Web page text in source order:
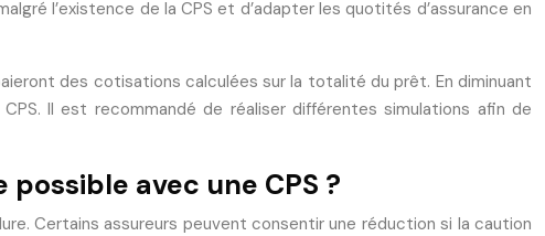
l’existence de la CPS et d’adapter les quotités d’assurance en
des cotisations calculées sur la totalité du prêt. En diminuant
Il est recommandé de réaliser différentes simulations afin de
avec une CPS ?
Certains assureurs peuvent consentir une réduction si la caution